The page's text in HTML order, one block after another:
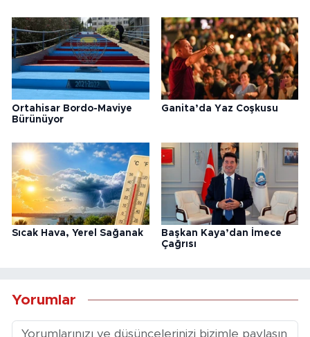
Ortahisar Bordo-Maviye
Bürünüyor
Ganita’da Yaz Coşkusu
Sıcak Hava, Yerel Sağanak
Başkan Kaya’dan İmece
Çağrısı
Yorumlar